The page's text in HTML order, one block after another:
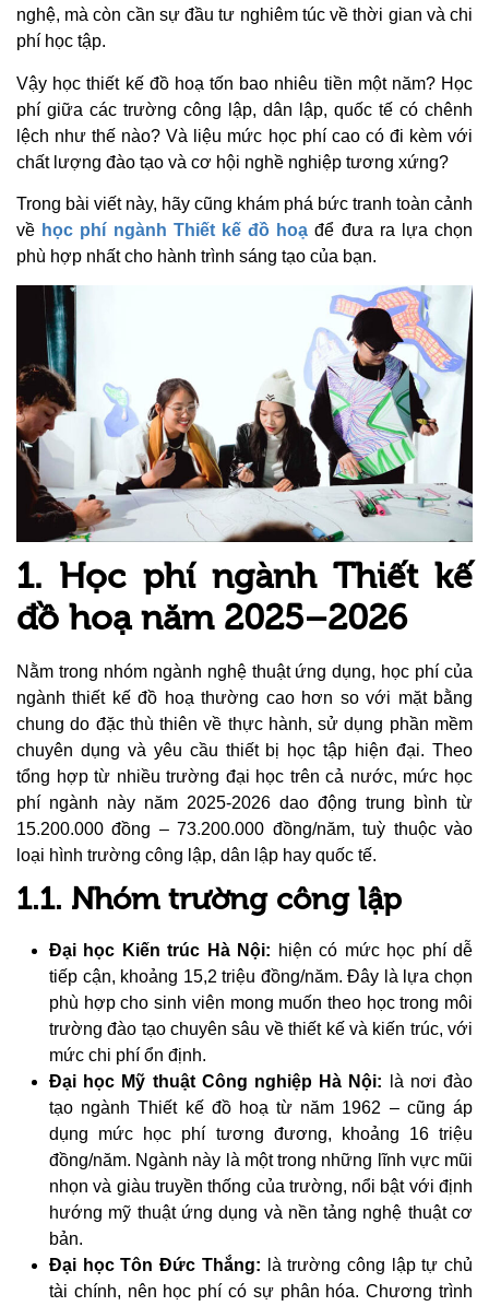
nghệ, mà còn cần sự đầu tư nghiêm túc về thời gian và chi
phí học tập.
Vậy học thiết kế đồ hoạ tốn bao nhiêu tiền một năm? Học
phí giữa các trường công lập, dân lập, quốc tế có chênh
lệch như thế nào? Và liệu mức học phí cao có đi kèm với
chất lượng đào tạo và cơ hội nghề nghiệp tương xứng?
Trong bài viết này, hãy cũng khám phá bức tranh toàn cảnh
về học phí ngành Thiết kế đồ hoạ để đưa ra lựa chọn
phù hợp nhất cho hành trình sáng tạo của bạn.
1. Học phí ngành Thiết kế
đồ hoạ năm 2025–2026
Nằm trong nhóm ngành nghệ thuật ứng dụng, học phí của
ngành thiết kế đồ hoạ thường cao hơn so với mặt bằng
chung do đặc thù thiên về thực hành, sử dụng phần mềm
chuyên dụng và yêu cầu thiết bị học tập hiện đại. Theo
tổng hợp từ nhiều trường đại học trên cả nước, mức học
phí ngành này năm 2025-2026 dao động trung bình từ
15.200.000 đồng – 73.200.000 đồng/năm, tuỳ thuộc vào
loại hình trường công lập, dân lập hay quốc tế.
1.1. Nhóm trường công lập
Đại học Kiến trúc Hà Nội: hiện có mức học phí dễ
tiếp cận, khoảng 15,2 triệu đồng/năm. Đây là lựa chọn
phù hợp cho sinh viên mong muốn theo học trong môi
trường đào tạo chuyên sâu về thiết kế và kiến trúc, với
mức chi phí ổn định.
Đại học Mỹ thuật Công nghiệp Hà Nội: là nơi đào
tạo ngành Thiết kế đồ hoạ từ năm 1962 – cũng áp
dụng mức học phí tương đương, khoảng 16 triệu
đồng/năm. Ngành này là một trong những lĩnh vực mũi
nhọn và giàu truyền thống của trường, nổi bật với định
hướng mỹ thuật ứng dụng và nền tảng nghệ thuật cơ
bản.
Đại học Tôn Đức Thắng: là trường công lập tự chủ
tài chính, nên học phí có sự phân hóa. Chương trình